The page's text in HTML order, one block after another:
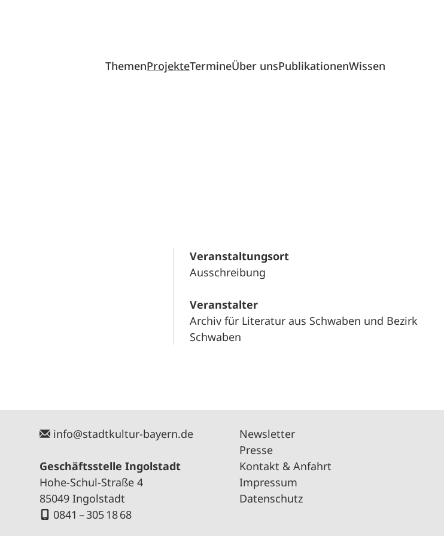
ThemenProjekteTermineÜber unsPublikationenWissen
Veranstaltungsort
Ausschreibung
Veranstalter
Archiv für Literatur aus Schwaben und Bezirk
Schwaben
info@stadtkultur-bayern.de
Geschäftsstelle Ingolstadt
Hohe-Schul-Straße 4
85049 Ingolstadt
0841 – 305 18 68
Newsletter
Presse
Kontakt & Anfahrt
Impressum
Datenschutz